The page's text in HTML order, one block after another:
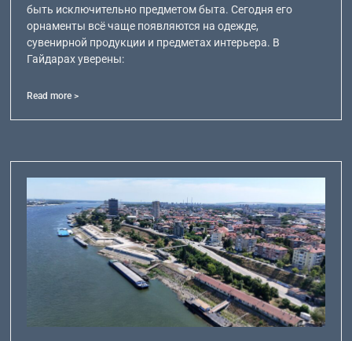
быть исключительно предметом быта. Сегодня его
орнаменты всё чаще появляются на одежде,
сувенирной продукции и предметах интерьера. В
Гайдарах уверены:
Read more >